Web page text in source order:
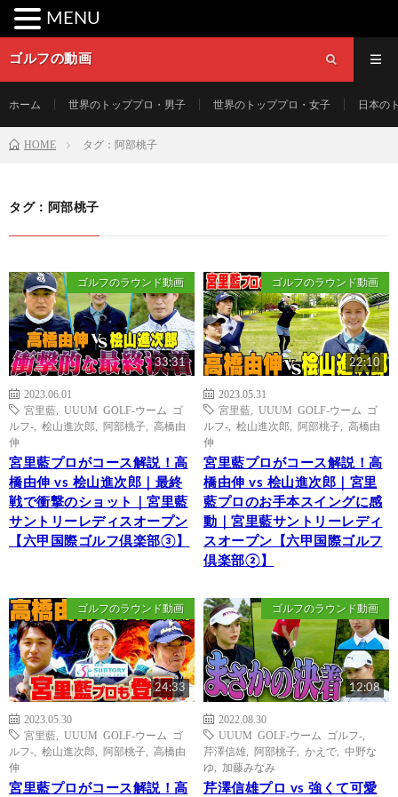
ゴルフの動画
ホーム 世界のトッププロ・男子 世界のトッププロ・女子 日本の
HOME タグ：阿部桃子
タグ：阿部桃子
ゴルフのラウンド動画
33:31
2023.06.01
宮里藍
UUUM GOLF-ウーム ゴ
ルフ-
桧山進次郎 阿部桃子
高橋由
伸
宮里藍プロがコース解説！高
橋由伸 vs 桧山進次郎｜最終
戦で衝撃のショット｜宮里藍
サントリーレディスオープン
【六甲国際ゴルフ倶楽部③】
ゴルフのラウンド動画
22:10
2023.05.31
宮里藍
UUUM GOLF-ウーム ゴ
ルフ-
桧山進次郎 阿部桃子
高橋由
伸
宮里藍プロがコース解説！高
橋由伸 vs 桧山進次郎｜宮里
藍プロのお手本スイングに感
動｜宮里藍サントリーレディ
スオープン【六甲国際ゴルフ
倶楽部②】
ゴルフのラウンド動画
24:33
2023.05.30
宮里藍
UUUM GOLF-ウーム ゴ
ルフ-
桧山進次郎 阿部桃子
高橋由
伸
宮里藍プロがコース解説！高
ゴルフのラウンド動画
12:08
2022.08.30
UUUM GOLF-ウーム ゴルフ-
芹澤信雄
阿部桃子 かえで
中野な
ゆ
加藤みなみ
芹澤信雄プロ vs 強くて可愛
MENU